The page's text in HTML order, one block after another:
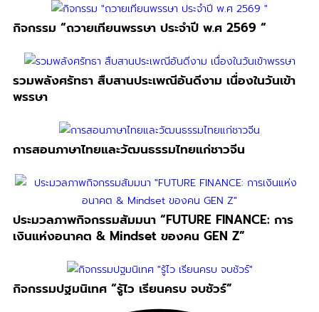
กิจกรรม “ถวายเทียนพรรษา ประจำปี พ.ศ 2569 “
รวมพลังศรัทธา สืบสานประเพณีอันดีงาม เนื่องในวันเข้า
พรรษา
การสอนภาษาไทยและวัฒนธรรมไทยแก่ชาวจีน
ประมวลภาพกิจกรรมสัมมนา “FUTURE FINANCE: การ
เงินแห่งอนาคต & Mindset ของคน GEN Z”
กิจกรรมปฐมนิเทศ “รู้ไว เรียนครบ จบชัวร์”